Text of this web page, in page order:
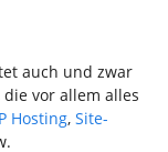
auch und zwar
vor allem alles
Hosting, Site-